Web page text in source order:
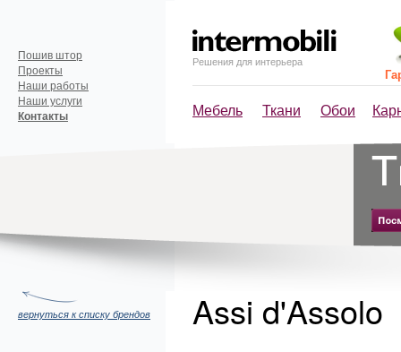
Решения для интерьера
Мебель Ткани Обои
Пошив штор
Проекты
Наши работы
Наши услуги
Контакты
вернуться к списку брендов Assi d'Assolo